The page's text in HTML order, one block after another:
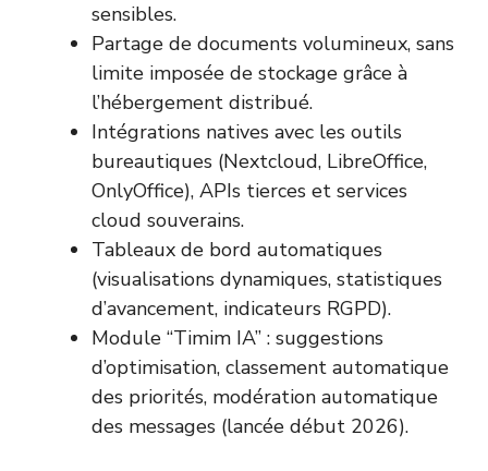
sensibles.
Partage de documents volumineux, sans
limite imposée de stockage grâce à
l’hébergement distribué.
Intégrations natives avec les outils
bureautiques (Nextcloud, LibreOffice,
OnlyOffice), APIs tierces et services
cloud souverains.
Tableaux de bord automatiques
(visualisations dynamiques, statistiques
d’avancement, indicateurs RGPD).
Module “Timim IA” : suggestions
d’optimisation, classement automatique
des priorités, modération automatique
des messages (lancée début 2026).